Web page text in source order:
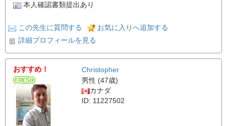
本人確認書類提出あり
この先生に質問する
お気に入りへ追加する
詳細プロフィールを見る
おすすめ！
Christopher
男性 (47歳)
カナダ
ID: 11227502